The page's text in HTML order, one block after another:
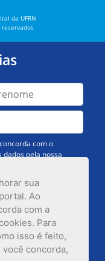
sua
Ao
com a
Para
isso é feito,
você concorda,
da UFRN
com o
pela nossa